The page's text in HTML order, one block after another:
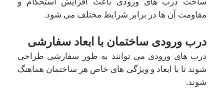
ساخت درب های ورودی باعث افزایش استحکام و
مقاومت آن ها در برابر شرایط مختلف می شود.
درب ورودی ساختمان با ابعاد سفارشی
درب های ورودی می توانند به طور سفارشی طراحی
شوند تا با ابعاد و ویژگی های خاص هر ساختمان هماهنگ
شوند.